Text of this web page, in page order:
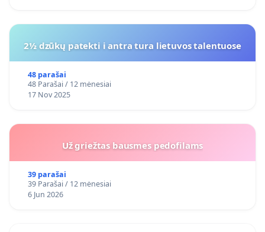
2½ dzūkų patekti i antra tura lietuvos talentuose
48 parašai
48 Parašai / 12 mėnesiai
17 Nov 2025
Už griežtas bausmes pedofilams
39 parašai
39 Parašai / 12 mėnesiai
6 Jun 2026